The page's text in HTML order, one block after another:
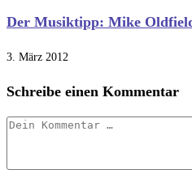
Der Musiktipp: Mike
3. März 2012
Schreibe einen Kommentar
Kommentar